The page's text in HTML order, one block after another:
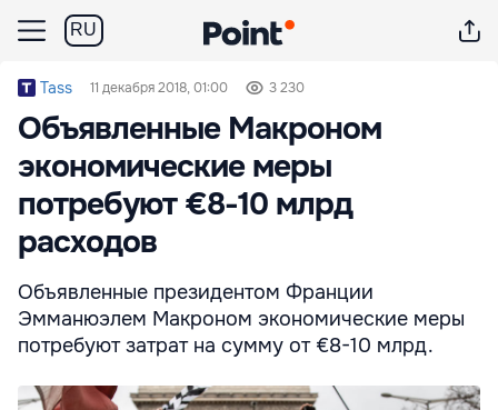
RU
Tass 11 декабря 2018, 01:00 3 230
Объявленные Макроном
экономические меры
потребуют €8-10 млрд
расходов
Объявленные президентом Франции
Эмманюэлем Макроном экономические меры
потребуют затрат на сумму от €8-10 млрд.